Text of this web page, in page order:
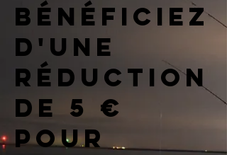
Bénéficiez
d'une
réduction
de 5 €
pour